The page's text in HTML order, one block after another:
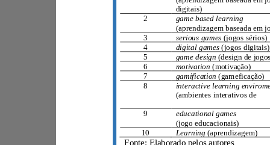
digitais)
2 game based learning
(
3
serious games ( jogos sérios)
4
digital games (jogos digitais)
5 game design
(desig
6
m otivation (motivação)
7 g amification
(gameficação)
8
inter
(ambientes interativos de
9 educational games
(jogo educacionais)
10
L earning (aprendizagem)
Fonte: Elaborado pelos autores